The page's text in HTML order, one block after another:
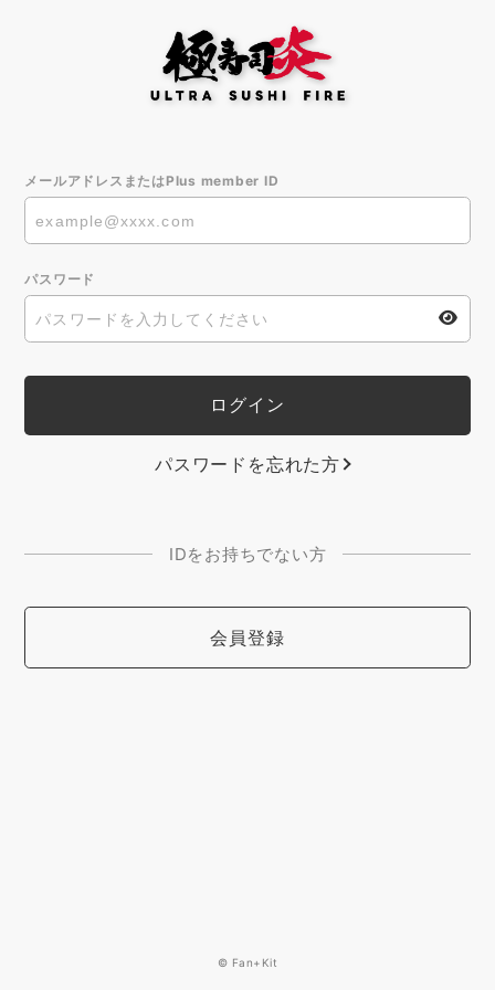
メールアドレスまたはPlus member ID
パスワード
パスワードを忘れた方
IDをお持ちでない方
会員登録
© Fan+Kit